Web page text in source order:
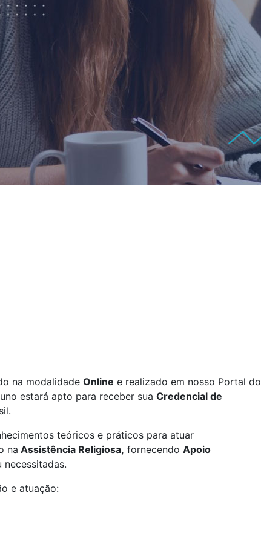
na modalidade Online e realizado em nosso Portal do
estará apto para receber sua Credencial de
teóricos e práticos para atuar
na Assistência Religiosa, fornecendo Apoio
necessitadas.
e atuação: